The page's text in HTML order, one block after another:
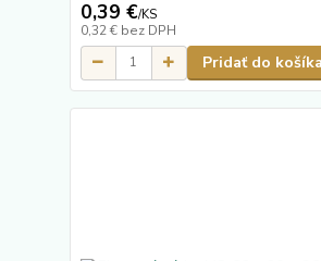
0,39 €/KS
0,32 € bez DPH
Pridať do košíka